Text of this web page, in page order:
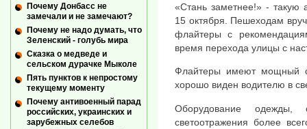
«Стань заметнее!» - такую
15 октября. Пешеходам
флайтеры с
время перехода улицы с
Флайтеры имеют мощный
хорошо виден водителю в
Оборудование одежды,
светоотражения более
Почему Донбасс не
замечали и не замечают?
Почему не надо думать, что
Зеленский - голубь мира
Сказка о медведе и
сельском дурачке Мыколе
Пять пунктов к непростому
текущему моменту
Почему антивоенный парад
российских, украинских и
зарубежных селебов